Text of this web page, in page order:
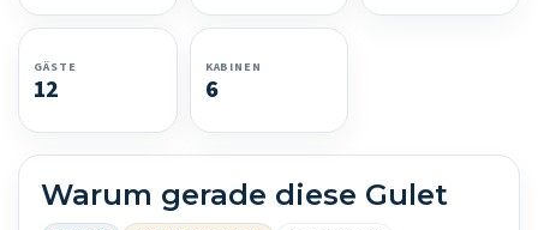
GÄSTE
12
KABINEN
6
Warum gerade diese Gulet